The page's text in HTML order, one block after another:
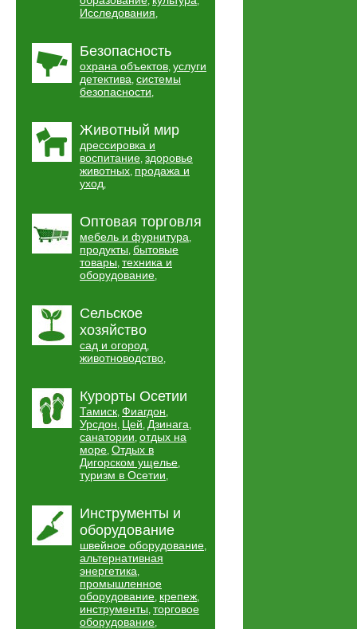
Исследования,
Безопасность
охрана объектов, услуги
детектива, системы
безопасности,
Животный мир
дрессировка и
воспитание, здоровье
животных, продажа и
уход,
Оптовая торговля
мебель и фурнитура,
продукты, бытовые
товары, техника и
оборудование,
Сельское
хозяйство
сад и огород,
животноводство,
Курорты Осетии
Тамиск, Фиагдон,
Урсдон, Цей, Дзинага,
санатории, отдых на
море, Отдых в
Дигорском ущелье,
туризм в Осетии,
Инструменты и
оборудование
швейное оборудование,
альтернативная
энергетика,
промышленное
оборудование, крепеж,
инструменты, торговое
оборудование,